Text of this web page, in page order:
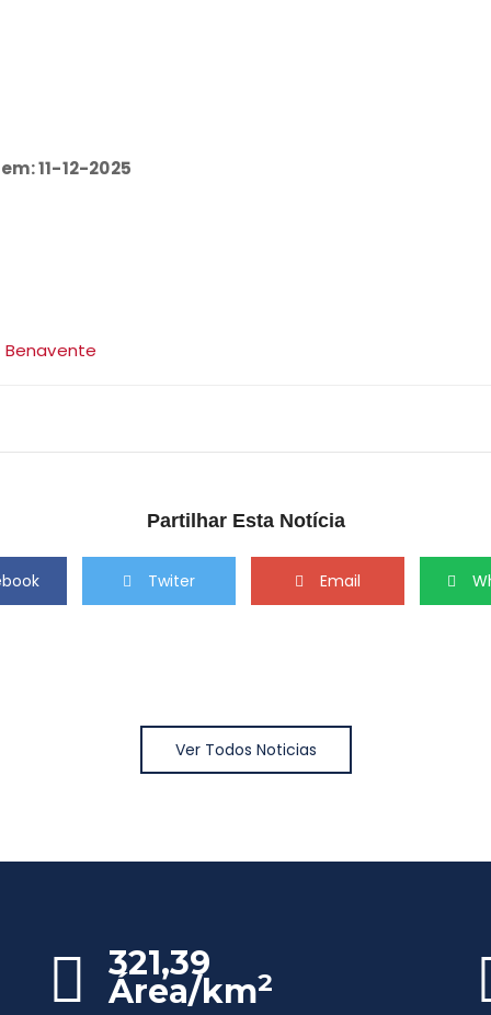
11-12-2025
Benavente
Partilhar Esta Notícia
Twiter Email
Ver Todos Noticias
321,39
Área/km2